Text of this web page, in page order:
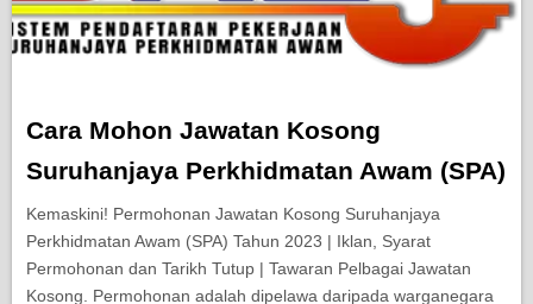
Cara Mohon Jawatan Kosong
Suruhanjaya Perkhidmatan Awam (SPA)
Kemaskini! Permohonan Jawatan Kosong Suruhanjaya
Perkhidmatan Awam (SPA) Tahun 2023 | Iklan, Syarat
Permohonan dan Tarikh Tutup | Tawaran Pelbagai Jawatan
Kosong. Permohonan adalah dipelawa daripada warganegara